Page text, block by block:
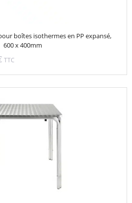
boîtes isothermes en PP expansé,
600 x 400mm
TTC